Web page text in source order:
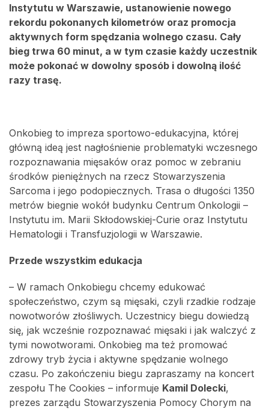
Instytutu w Warszawie, ustanowienie nowego
rekordu pokonanych kilometrów oraz promocja
aktywnych form spędzania wolnego czasu. Cały
bieg trwa 60 minut, a w tym czasie każdy uczestnik
może pokonać w dowolny sposób i dowolną ilość
razy trasę.
Onkobieg to impreza sportowo-edukacyjna, której
główną ideą jest nagłośnienie problematyki wczesnego
rozpoznawania mięsaków oraz pomoc w zebraniu
środków pieniężnych na rzecz Stowarzyszenia
Sarcoma i jego podopiecznych. Trasa o długości 1350
metrów biegnie wokół budynku Centrum Onkologii –
Instytutu im. Marii Skłodowskiej-Curie oraz Instytutu
Hematologii i Transfuzjologii w Warszawie.
Przede wszystkim edukacja
– W ramach Onkobiegu chcemy edukować
społeczeństwo, czym są mięsaki, czyli rzadkie rodzaje
nowotworów złośliwych. Uczestnicy biegu dowiedzą
się, jak wcześnie rozpoznawać mięsaki i jak walczyć z
tymi nowotworami. Onkobieg ma też promować
zdrowy tryb życia i aktywne spędzanie wolnego
czasu. Po zakończeniu biegu zapraszamy na koncert
zespołu The Cookies – informuje Kamil Dolecki,
prezes zarządu Stowarzyszenia Pomocy Chorym na